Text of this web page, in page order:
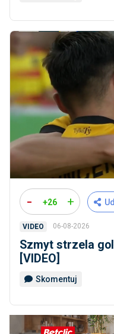
- +26 +
VIDEO 06-08-2026
Szmyt strzela
[VIDEO]
Skomentuj